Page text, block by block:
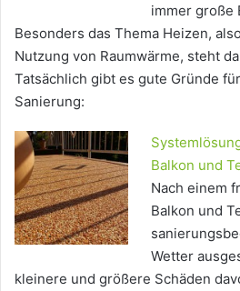
immer große
Besonders das Thema Heizen,
Nutzung von Raumwärme, steht
Tatsächlich gibt es gute Gründe
Sanierung:
Balkon und
Nach einem
Balkon und
Wetter
kleinere und größere Schäden